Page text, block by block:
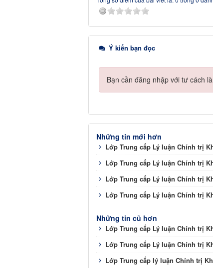
Ý kiến bạn đọc
Bạn cần đăng nhập với tư cách là
Những tin mới hơn
Lớp Trung cấp Lý luận Chính trị
Lớp Trung cấp Lý luận Chính trị
Lớp Trung cấp Lý luận Chính trị
Lớp Trung cấp Lý luận Chính trị
Những tin cũ hơn
Lớp Trung cấp Lý luận Chính trị
Lớp Trung cấp Lý luận Chính trị
Lớp Trung cấp lý luận Chính trị